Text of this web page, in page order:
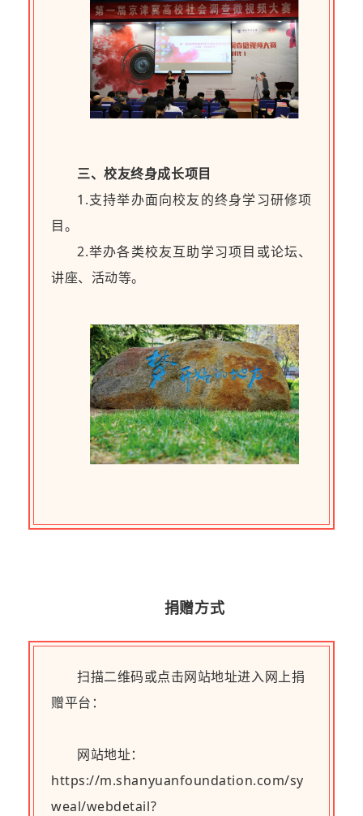
三、校友终身成长项目
1.支持举办面向校友的终身学习研修项
目。
2.举办各类校友互助学习项目或论坛、
讲座、活动等。
捐赠方式
扫描二维码或点击网站地址进入网上捐
赠平台：
网站地址：
https://m.shanyuanfoundation.com/sy
weal/webdetail?